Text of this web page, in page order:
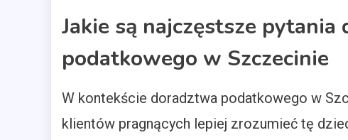
Jakie są najczęstsze
podatkowego w Szczecinie
W kontekście doradztwa podatkowego w
klientów pragnących lepiej zrozumieć tę